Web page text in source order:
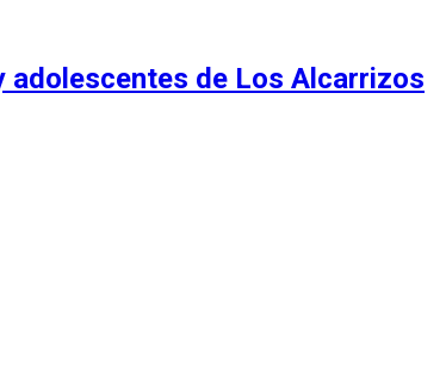
adolescentes de Los Alcarrizos